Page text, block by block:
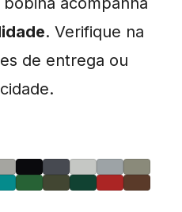
. Verifique na
de entrega ou